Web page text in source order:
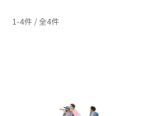
1-4件 / 全4件